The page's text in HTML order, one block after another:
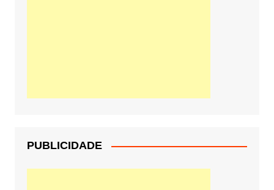
PUBLICIDADE